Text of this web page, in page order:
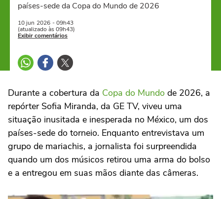
países-sede da Copa do Mundo de 2026
10 jun 2026 - 09h43
(atualizado às 09h43)
Exibir comentários
Durante a cobertura da Copa do Mundo de 2026, a
repórter Sofia Miranda, da GE TV, viveu uma
situação inusitada e inesperada no México, um dos
países-sede do torneio. Enquanto entrevistava um
grupo de mariachis, a jornalista foi surpreendida
quando um dos músicos retirou uma arma do bolso
e a entregou em suas mãos diante das câmeras.